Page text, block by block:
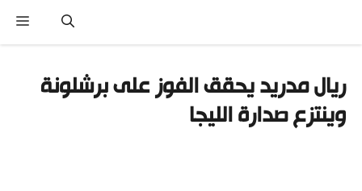
المحتوى
ريال مدريد يحقق الفوز على برشلونة
وينتزع صدارة الليجا